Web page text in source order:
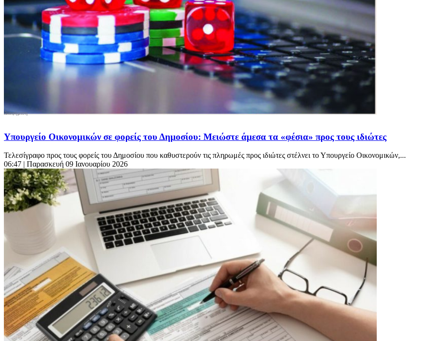
Υπουργείο Οικονομικών σε φορείς του Δημοσίου: Μειώστε άμεσα τα «φέσια» προς τους ιδιώτες
Τελεσίγραφο προς τους φορείς του Δημοσίου που καθυστερούν τις πληρωμές προς ιδιώτες στέλνει το Υπουργείο Οικονομικών,...
06:47 | Παρασκευή 09 Ιανουαρίου 2026